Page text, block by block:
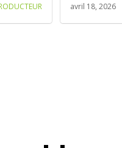
avril 18, 2026